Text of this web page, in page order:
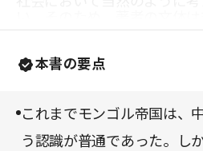
ーンを、世界史上はじめて
家であるという。モンゴル帝
ままでいることはできなくな
ッパをひとつの視野でとら
で描かれた新しいモンゴル像
本書の要点
これまでモンゴル帝国は、
う認識が普通であった。し